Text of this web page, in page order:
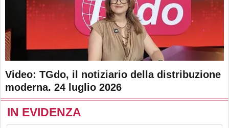
Video: TGdo, il notiziario della distribuzione
moderna. 24 luglio 2026
IN EVIDENZA